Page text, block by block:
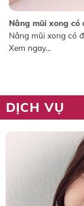
Nâng mũi xong có
Nâng mũi xong có
Xem ngay...
DỊCH VỤ